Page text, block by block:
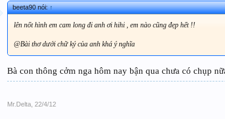
beeta90 nói:↑
lên nốt hình em cam long đi anh ơi hihi , em nào cũng đẹp hết !!
@Bài thơ dưới chữ ký của anh khá ý nghĩa
Bà con thông cởm nga hôm nay bận qua chưa có chụp
Mr.Delta 22/4/12